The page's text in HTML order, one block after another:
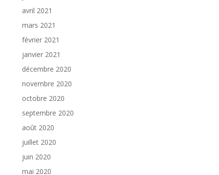
avril 2021
mars 2021
février 2021
janvier 2021
décembre 2020
novembre 2020
octobre 2020
septembre 2020
août 2020
juillet 2020
juin 2020
mai 2020